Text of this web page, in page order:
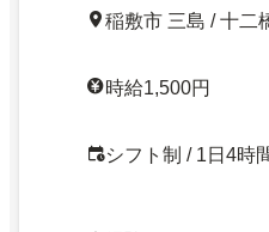
稲敷市 三島 / 十二
時給1,500円
シフト制 / 1日4時